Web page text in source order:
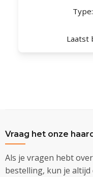
Laatst
Vraag het onze
Als je vragen hebt
bestelling, kun je